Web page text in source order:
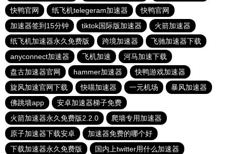
快鸭官网
纸飞机telegeram加速器
快鸭官网
加速器签到15分钟
tiktok国际版加速器
火箭加速器
纸飞机加速器永久免费版
跨境加速器
飞驰加速器下载
anyconnect加速器
飞机加速
河马加速下载
盘古加速器官网
hammer加速器
快鸭游戏加速器
旋风加速官网下载
快喵加速器 一元机场
暴风加速器
佛跳墙app
安卓加速器梯子免费
火箭加速器永久免费版2.2.0
爬墙专用加速器
原子加速器下载安卓
加速器免费的哪个好
下载加速器永久免费版
国内上twitter用什么加速器